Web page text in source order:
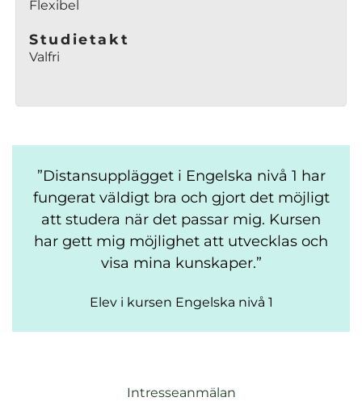
Flexibel
Studietakt
Valfri
Distansupplägget i Engelska nivå 1 har
fungerat väldigt bra och gjort det möjligt
att studera när det passar mig. Kursen
har gett mig möjlighet att utvecklas och
visa mina kunskaper.
Elev i kursen Engelska nivå 1
Intresseanmälan